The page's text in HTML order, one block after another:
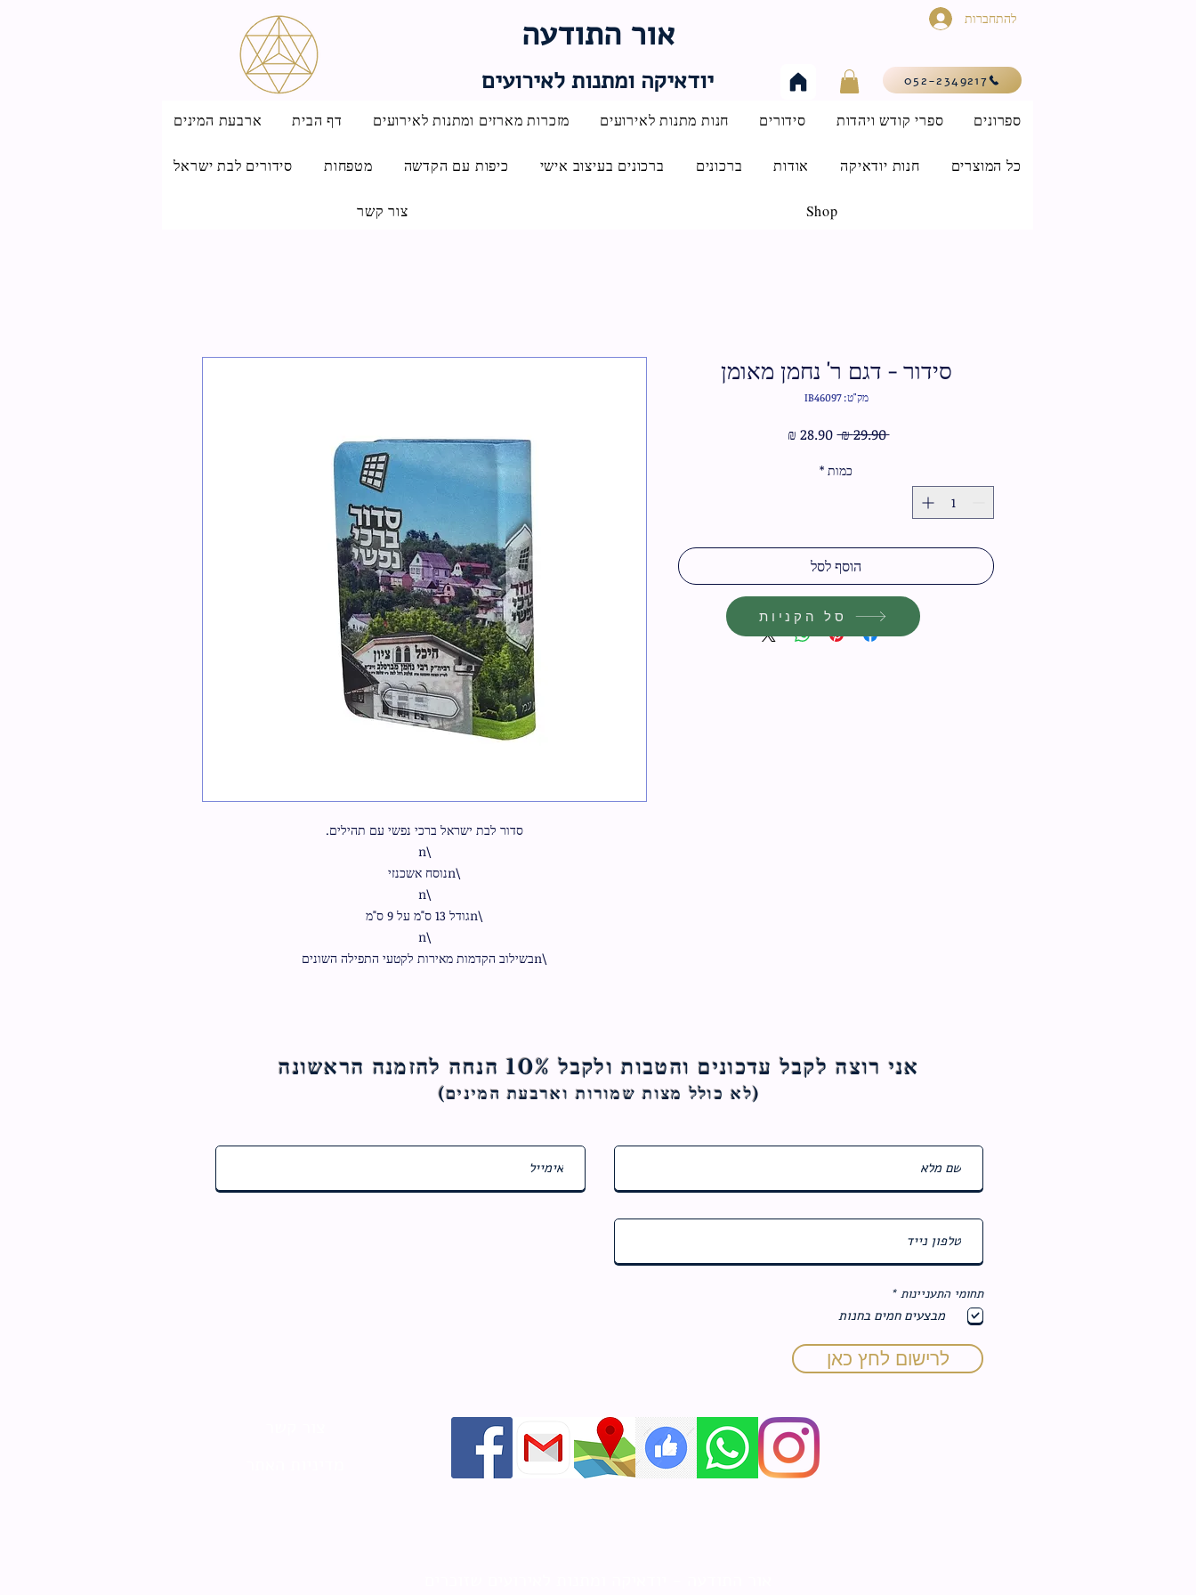
אור התודעה
יודאיקה ומתנות לאירועים
להתחברות
052-2349217
ארבעת המינים דף הבית מזכרות מארזים ומתנות לאירועים חנות מתנות לאירועים סידורים ספרי קודש ויהדות ספרונים
סידורים לבת ישראל מטפחות כיפות עם הקדשה ברכונים בעיצוב אישי ברכונים אודות חנות יודאיקה כל המוצרים
צור קשר Shop
\nבשילוב הקדמות מאירות לקטעי התפילה השונים
סידור - דגם ר' נחמן מאומן
מק"ט: IB46097
‏29.90 ‏₪
מחיר
‏28.90 ‏₪
כמות *
הוסף לסל
סל הקניות
אני רוצה לקבל עדכונים והטבות ולקבל 10% הנחה להזמנה הראשונה
(לא כולל מצות שמורות וארבעת המינים)
תחומי התעניינות *
ב
מבצעים חמים בחנות
לרישום לחץ כאן